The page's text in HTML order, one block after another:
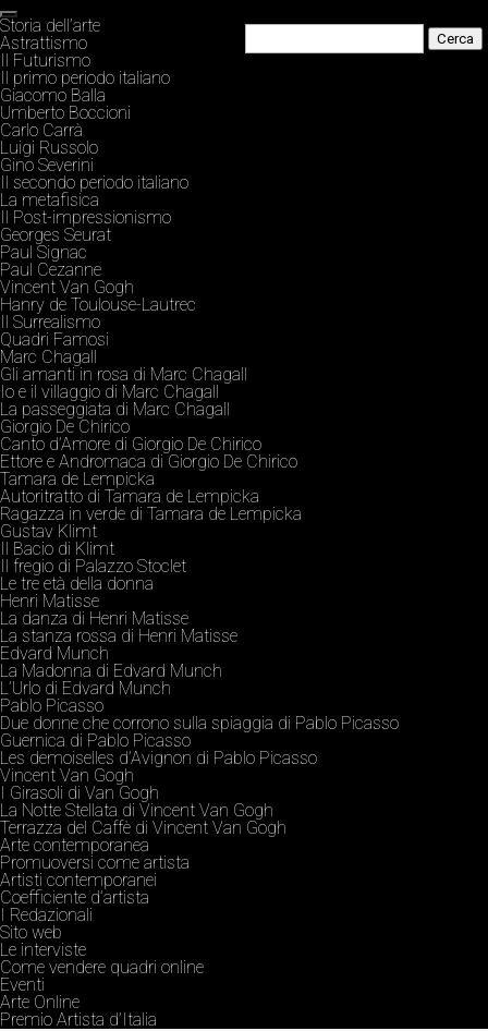
Storia dell’arte
Astrattismo
Il Futurismo
Il primo periodo italiano
Giacomo Balla
Umberto Boccioni
Carlo Carrà
Luigi Russolo
Gino Severini
Il secondo periodo italiano
La metafisica
Il Post-impressionismo
Georges Seurat
Paul Signac
Paul Cezanne
Vincent Van Gogh
Hanry de Toulouse-Lautrec
Il Surrealismo
Quadri Famosi
Marc Chagall
Gli amanti in rosa di Marc Chagall
Io e il villaggio di Marc Chagall
La passeggiata di Marc Chagall
Giorgio De Chirico
Canto d’Amore di Giorgio De Chirico
Ettore e Andromaca di Giorgio De Chirico
Tamara de Lempicka
Autoritratto di Tamara de Lempicka
Ragazza in verde di Tamara de Lempicka
Gustav Klimt
Il Bacio di Klimt
Il fregio di Palazzo Stoclet
Le tre età della donna
Henri Matisse
La danza di Henri Matisse
La stanza rossa di Henri Matisse
Edvard Munch
La Madonna di Edvard Munch
L’Urlo di Edvard Munch
Pablo Picasso
Due donne che corrono sulla spiaggia di Pablo Picasso
Guernica di Pablo Picasso
Les demoiselles d’Avignon di Pablo Picasso
Vincent Van Gogh
I Girasoli di Van Gogh
La Notte Stellata di Vincent Van Gogh
Terrazza del Caffè di Vincent Van Gogh
Arte contemporanea
Promuoversi come artista
Artisti contemporanei
Coefficiente d’artista
I Redazionali
Sito web
Le interviste
Come vendere quadri online
Eventi
Arte Online
Premio Artista d’Italia